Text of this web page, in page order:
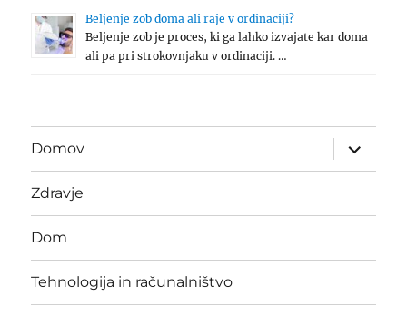
Beljenje zob doma ali raje v ordinaciji?
Beljenje zob je proces, ki ga lahko izvajate kar doma
ali pa pri strokovnjaku v ordinaciji. …
Domov
expand
child
menu
Zdravje
Dom
Tehnologija in računalništvo